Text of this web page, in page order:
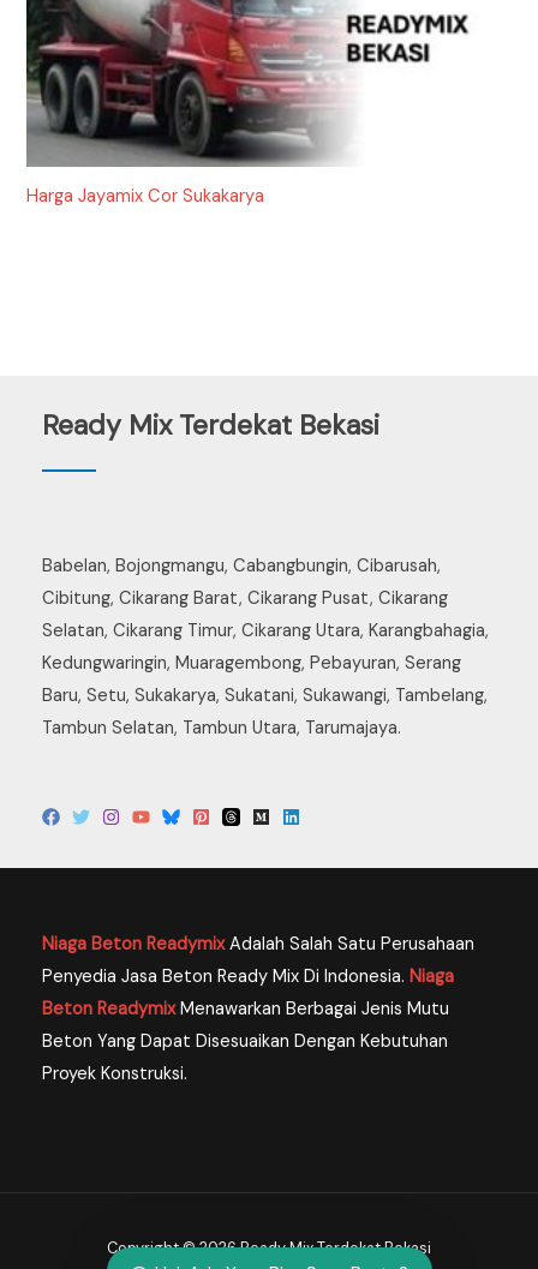
Harga Jayamix Cor Sukakarya
Ready Mix Terdekat Bekasi
Babelan, Bojongmangu, Cabangbungin, Cibarusah,
Cibitung, Cikarang Barat, Cikarang Pusat, Cikarang
Selatan, Cikarang Timur, Cikarang Utara, Karangbahagia,
Kedungwaringin, Muaragembong, Pebayuran, Serang
Baru, Setu, Sukakarya, Sukatani, Sukawangi, Tambelang,
Tambun Selatan, Tambun Utara, Tarumajaya.
Niaga Beton ReadymixAdalah Salah Satu Perusahaan
Penyedia Jasa Beton Ready Mix Di Indonesia. Niaga
Beton ReadymixMenawarkan Berbagai Jenis Mutu
Beton Yang Dapat Disesuaikan Dengan Kebutuhan
Proyek Konstruksi.
Copyright © 2026 Ready Mix Terdekat Bekasi
Tim Dukungan Pelanggan Kami Siap Menjawab
Pertanyaan Anda.!